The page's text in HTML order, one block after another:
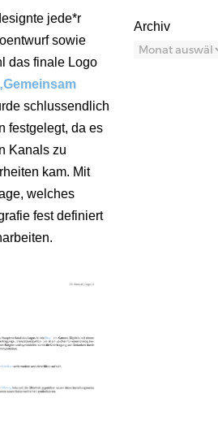
jede*r
sowie
das finale Logo
schlussendlich
festgelegt, da es
Kanals zu
kam. Mit
welches
fest definiert
Archiv